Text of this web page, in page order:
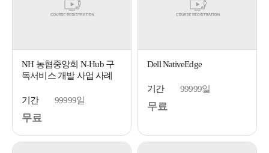
NH 농협중앙회 N-Hub 구
독서비스 개발 사업 사례
기간 99999일
무료
Dell NativeEdge
기간 99999일
무료